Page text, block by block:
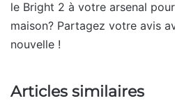
le Bright 2 à votre arsenal
maison? Partagez votre avis
nouvelle !
Articles similaires